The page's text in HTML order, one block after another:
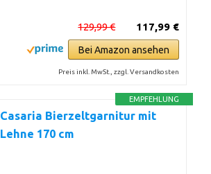
117,99 €
129,99 €
Bei Amazon ansehen
Preis inkl. MwSt., zzgl. Versandkosten
EMPFEHLUNG
Casaria Bierzeltgarnitur mit
Lehne 170 cm